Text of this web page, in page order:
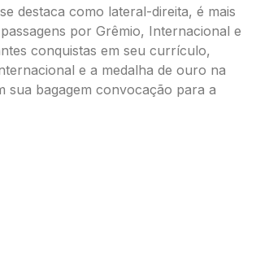
destaca como lateral-direita, é mais
por Grêmio, Internacional e
conquistas em seu currículo,
e a medalha de ouro na
sua bagagem convocação para a